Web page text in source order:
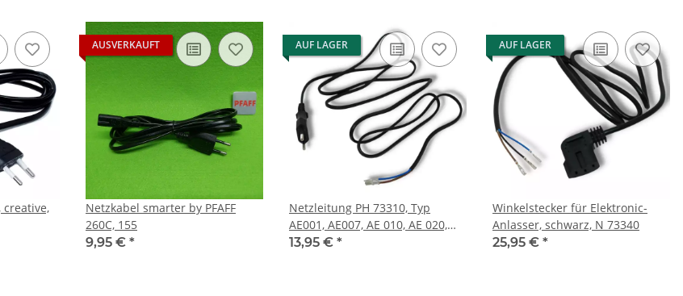
creative,
AUSVERKAUFT
Netzkabel smarter by PFAFF
260C, 155
9,95 € *
AUF LAGER
Netzleitung PH 73310, Typ
AE001, AE007, AE 010, AE 020,
AE040
13,95 € *
AUF LAGER
Winkelstecker für Elektronic-
Anlasser, schwarz, N 73340
25,95 € *